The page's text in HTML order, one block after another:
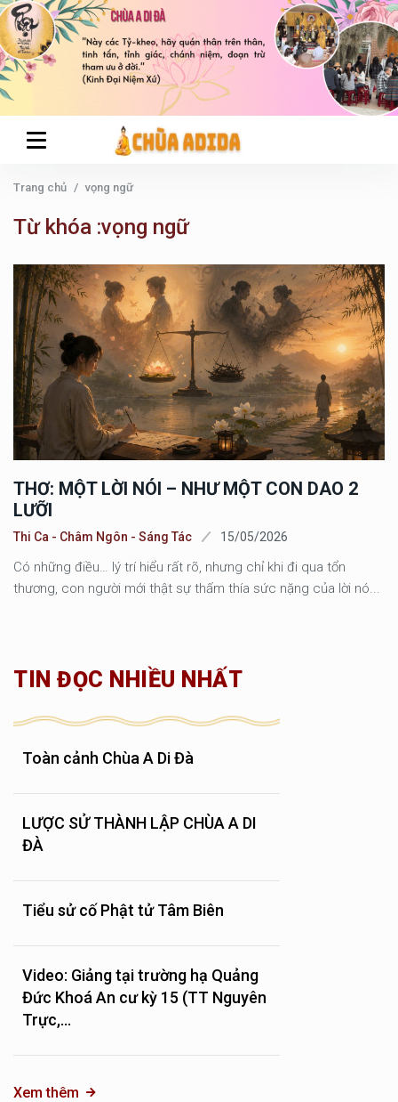
Trang chủ vọng ngữ
Từ khóa :vọng ngữ
THƠ: MỘT LỜI NÓI – NHƯ MỘT CON DAO 2
LƯỠI
Thi Ca - Châm Ngôn - Sáng Tác 15/05/2026
Có những điều… lý trí hiểu rất rõ, nhưng chỉ khi đi qua tổn
thương, con người mới thật sự thấm thía sức nặng của lời nó...
TIN ĐỌC NHIỀU NHẤT
Toàn cảnh Chùa A Di Đà
LƯỢC SỬ THÀNH LẬP CHÙA A DI
ĐÀ
Tiểu sử cố Phật tử Tâm Biên
Video: Giảng tại trường hạ Quảng
Đức Khoá An cư kỳ 15 (TT Nguyên
Trực,...
Xem thêm